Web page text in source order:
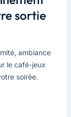
sortie
ambiance
le café-jeux
soirée.